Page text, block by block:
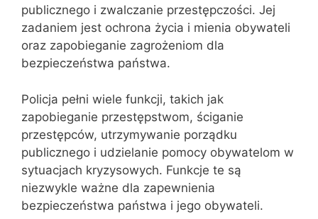
publicznego i zwalczanie przestępczości. Jej
zadaniem jest ochrona życia i mienia obywateli
oraz zapobieganie zagrożeniom dla
bezpieczeństwa państwa.
Policja pełni wiele funkcji, takich jak
zapobieganie przestępstwom, ściganie
przestępców, utrzymywanie porządku
publicznego i udzielanie pomocy obywatelom w
sytuacjach kryzysowych. Funkcje te są
niezwykle ważne dla zapewnienia
bezpieczeństwa państwa i jego obywateli.